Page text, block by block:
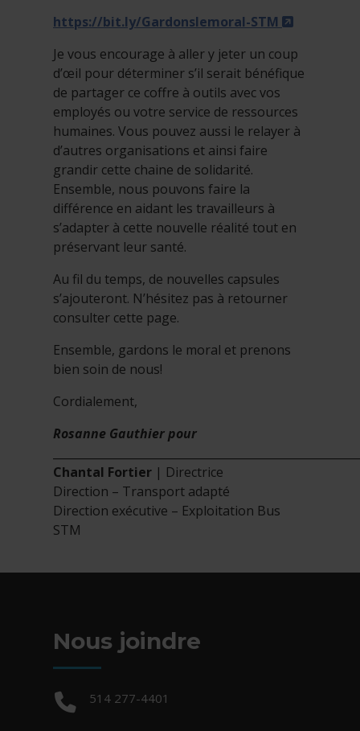
https://bit.ly/Gardonslemoral-STM
- Cet
Je vous encourage à aller y jeter un coup
d’œil pour déterminer s’il serait bénéfique
de partager ce coffre à outils avec vos
employés ou votre service de ressources
humaines. Vous pouvez aussi le relayer à
d’autres organisations et ainsi faire
grandir cette chaine de solidarité.
Ensemble, nous pouvons faire la
différence en aidant les travailleurs à
s’adapter à cette nouvelle réalité tout en
préservant leur santé.
Au fil du temps, de nouvelles capsules
s’ajouteront. N’hésitez pas à retourner
consulter cette page.
Ensemble, gardons le moral et prenons
bien soin de nous!
Cordialement,
Rosanne Gauthier pour
Chantal Fortier | Directrice
Direction – Transport adapté
Direction exécutive – Exploitation Bus
STM
Nous joindre
Téléphone :
514 277-4401